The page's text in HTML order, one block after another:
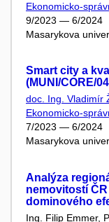
Ekonomicko-
9/2023 — 6/2024
Masarykova
Smart city a
(MUNI/CORE/
doc. Ing. Vladimír
Ekonomicko-
7/2023 — 6/2024
Masarykova
Analýza
nemovitostí
dominového
Ing. Filip Emmer,